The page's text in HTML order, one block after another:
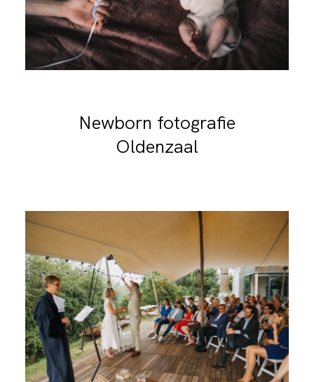
Newborn fotografie
Oldenzaal